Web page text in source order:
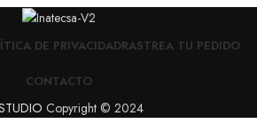
DE PRIVACIDADRASTREA TU PEDIDO
CONTACTO
Copyright © 2024